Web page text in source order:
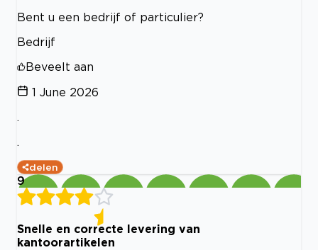
Bent u een bedrijf of particulier?
Bedrijf
Beveelt aan
1 June 2026
.
.
delen
9
Snelle en correcte levering van
kantoorartikelen